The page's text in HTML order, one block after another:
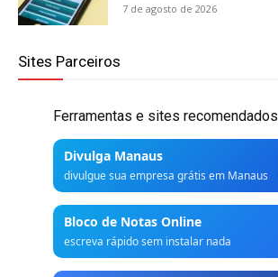
7 de agosto de 2026
Sites Parceiros
Ferramentas e sites recomendados
Divulga Manaus
divulgue sua empresa grátis em Manaus
Bloco de Notas Online
escreva rápido sem instalar nada